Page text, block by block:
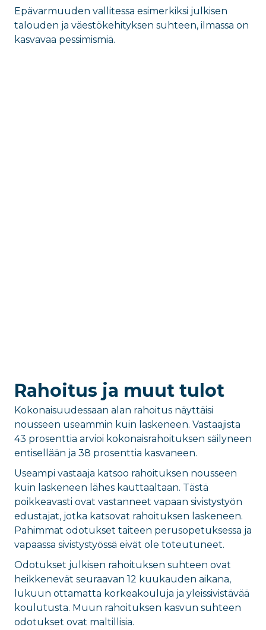
Epävarmuuden vallitessa esimerkiksi julkisen
talouden ja väestökehityksen suhteen, ilmassa on
kasvavaa pessimismiä.
Rahoitus ja muut tulot
Kokonaisuudessaan alan rahoitus näyttäisi
nousseen useammin kuin laskeneen. Vastaajista
43 prosenttia arvioi kokonaisrahoituksen säilyneen
entisellään ja 38 prosenttia kasvaneen.
Useampi vastaaja katsoo rahoituksen nousseen
kuin laskeneen lähes kauttaaltaan. Tästä
poikkeavasti ovat vastanneet vapaan sivistystyön
edustajat, jotka katsovat rahoituksen laskeneen.
Pahimmat odotukset taiteen perusopetuksessa ja
vapaassa sivistystyössä eivät ole toteutuneet.
Odotukset julkisen rahoituksen suhteen ovat
heikkenevät seuraavan 12 kuukauden aikana,
lukuun ottamatta korkeakouluja ja yleissivistävää
koulutusta. Muun rahoituksen kasvun suhteen
odotukset ovat maltillisia.